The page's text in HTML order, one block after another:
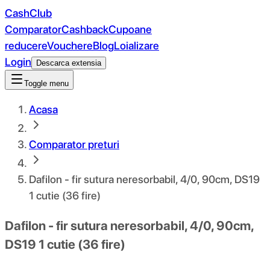
CashClub
ComparatorCashbackCupoane
reducereVouchereBlogLoializare
Login
Descarca extensia
Toggle menu
Acasa
Comparator preturi
Dafilon - fir sutura neresorbabil, 4/0, 90cm, DS19
1 cutie (36 fire)
Dafilon - fir sutura neresorbabil, 4/0, 90cm,
DS19 1 cutie (36 fire)